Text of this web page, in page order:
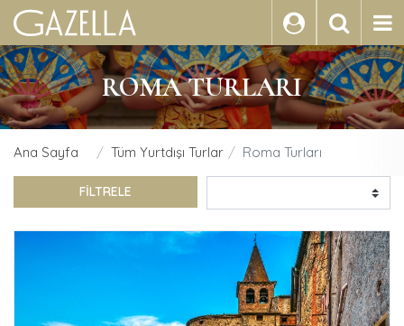
ARA
ROMA TURLARI
Ana Sayfa Tüm Yurtdışı Turlar Roma Turları
FİLTRELE